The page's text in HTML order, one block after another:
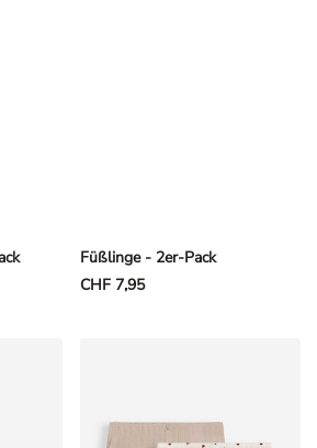
Füßlinge - 2er-Pack
CHF 7,95